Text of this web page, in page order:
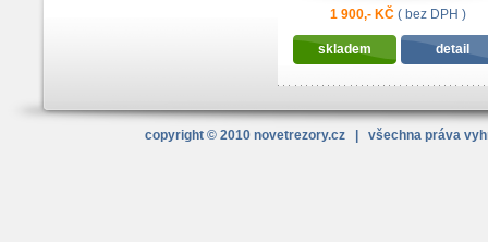
1 900,- KČ ( bez DPH )
skladem detail
copyright © 2010 novetrezory.cz | všechna práva